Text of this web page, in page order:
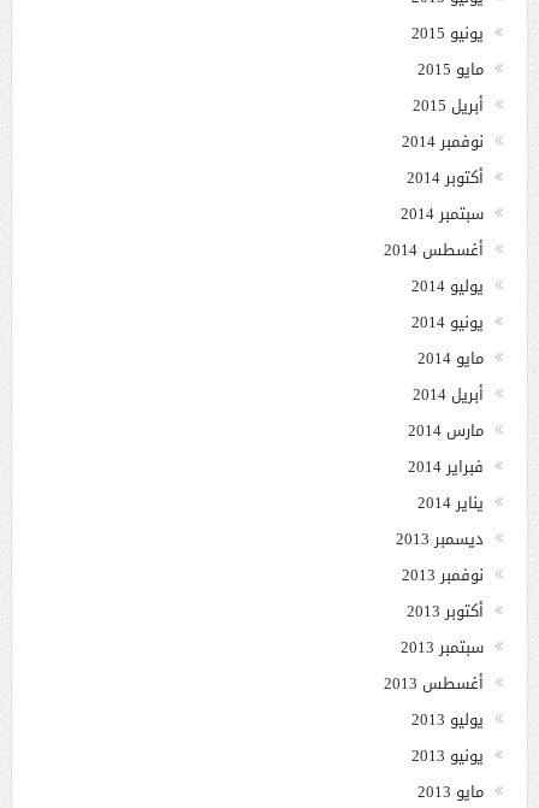
يونيو 2015
مايو 2015
أبريل 2015
نوفمبر 2014
أكتوبر 2014
سبتمبر 2014
أغسطس 2014
يوليو 2014
يونيو 2014
مايو 2014
أبريل 2014
مارس 2014
فبراير 2014
يناير 2014
ديسمبر 2013
نوفمبر 2013
أكتوبر 2013
سبتمبر 2013
أغسطس 2013
يوليو 2013
يونيو 2013
مايو 2013